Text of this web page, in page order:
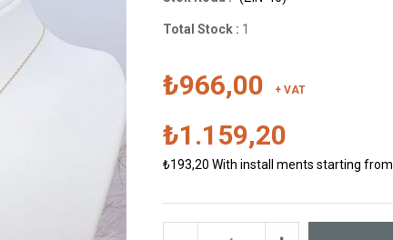
Total Stock : 1
₺966,00 + VAT
₺1.159,20
₺193,20 With install ments starting from